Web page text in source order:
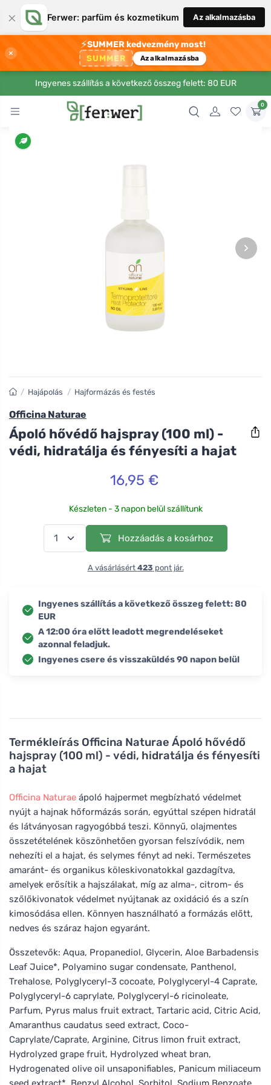
× Ferwer: parfüm és kozmetikum Az alkalmazásba
×
⚡SUMMER kedvezmény most!
SUMMER Az alkalmazásba
Ingyenes szállítás a következő összeg felett: 80 EUR
0
›
Termékleírás Officina Naturae Ápoló hővédő
hajspray (100 ml) - védi, hidratálja és fényesíti
a hajat
Officina Naturae ápoló hajpermet megbízható védelmet
nyújt a hajnak hőformázás során, egyúttal szépen hidratál
és látványosan ragyogóbbá teszi. Könnyű, olajmentes
összetételének köszönhetően gyorsan felszívódik, nem
nehezíti el a hajat, és selymes fényt ad neki. Természetes
amaránt- és organikus köleskivonatokkal gazdagítva,
amelyek erősítik a hajszálakat, míg az alma-, citrom- és
szőlőkivonatok védelmet nyújtanak az oxidáció és a szín
kimosódása ellen. Könnyen használható a formázás előtt,
nedves és száraz hajon egyaránt.
Összetevők: Aqua, Propanediol, Glycerin, Aloe Barbadensis
Leaf Juice*, Polyamino sugar condensate, Panthenol,
Trehalose, Polyglyceryl-3 cocoate, Polyglyceryl-4 Caprate,
Polyglyceryl-6 caprylate, Polyglyceryl-6 ricinoleate,
Parfum, Pyrus malus fruit extract, Tartaric acid, Citric Acid,
Amaranthus caudatus seed extract, Coco-
Caprylate/Caprate, Arginine, Citrus limon fruit extract,
Hydrolyzed grape fruit, Hydrolyzed wheat bran,
Hydrogenated olive oil unsaponifiables, Panicum miliaceum
/ Hajápolás / Hajformázás és festés
Officina Naturae
Ápoló hővédő hajspray (100 ml) -
védi, hidratálja és fényesíti a hajat
16,95 €
Készleten - 3 napon belül szállítunk
Hozzáadás a kosárhoz
A vásárlásért 423 pont jár.
Ingyenes szállítás a következő összeg felett: 80
EUR
A 12:00 óra előtt leadott megrendeléseket
azonnal feladjuk.
Ingyenes csere és visszaküldés 90 napon belül